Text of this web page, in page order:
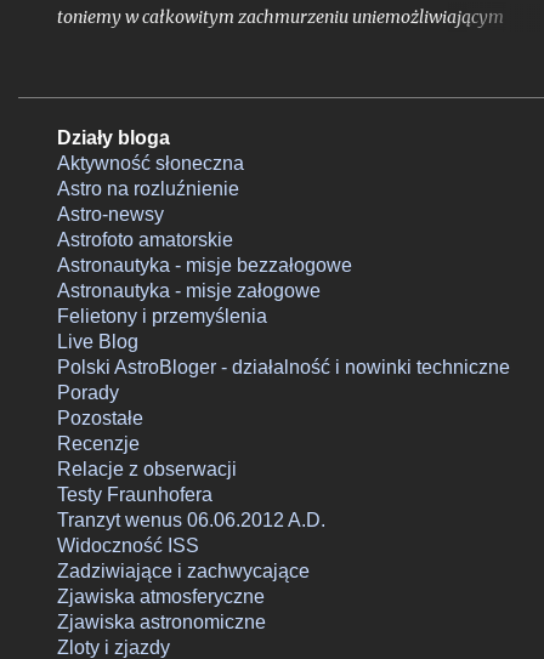
toniemy w całkowitym zachmurzeniu uniemożliwiającym
swego rodzaju maksimum ryzyka niepowodzenia obserwacji i
sam szczyt pochmurnego jesienno-zimowego półrocza, kiedy
zaleganie szczelnie zakrywającej niebo jednolitej warstwy
nad naszym krajem najczęściej przybiera postać permanentną.
Działy bloga
Aktywność słoneczna
Astro na rozluźnienie
Astro-newsy
Astrofoto amatorskie
Astronautyka - misje bezzałogowe
Astronautyka - misje załogowe
Felietony i przemyślenia
Live Blog
Polski AstroBloger - działalność i nowinki techniczne
Porady
Pozostałe
Recenzje
Relacje z obserwacji
Testy Fraunhofera
Tranzyt wenus 06.06.2012 A.D.
Widoczność ISS
Zadziwiające i zachwycające
Zjawiska atmosferyczne
Zjawiska astronomiczne
Zloty i zjazdy